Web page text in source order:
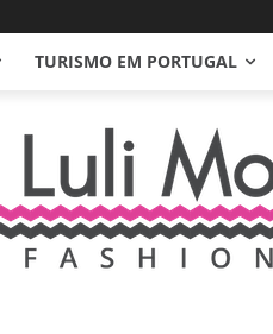
TURISMO EM PORTUGAL